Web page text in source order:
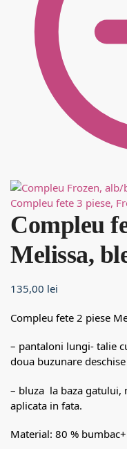
Compleu fete 3 piese,
Compleu
Melissa,
135,00 lei
Compleu fete 2 piese
– pantaloni lungi- talie
doua buzunare
– bluza la baza
aplicata in fata.
Material: 80 %